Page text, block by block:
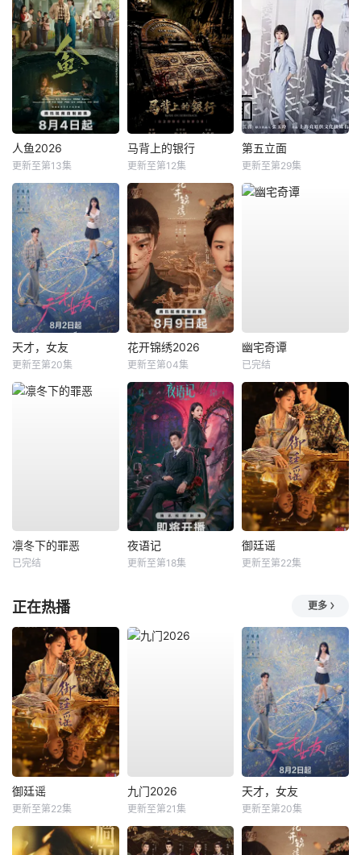
人鱼2026
更新至第13集
马背上的银行
更新至第12集
第五立面
更新至第29集
天才，女友
更新至第20集
花开锦绣2026
更新至第04集
幽宅奇谭
已完结
凛冬下的罪恶
已完结
夜语记
更新至第18集
御廷谣
更新至第22集
正在热播 更多
御廷谣
更新至第22集
九门2026
更新至第21集
天才，女友
更新至第20集